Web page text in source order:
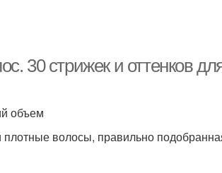
30 стрижек и оттенков
объем
волосы, правильно